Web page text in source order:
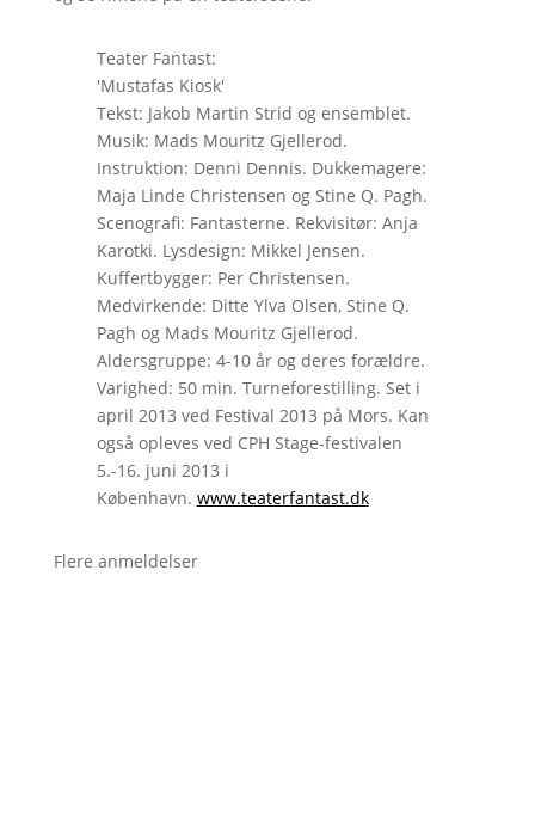
Teater Fantast:
'Mustafas Kiosk'
Tekst: Jakob Martin Strid og ensemblet.
Musik: Mads Mouritz Gjellerod.
Instruktion: Denni Dennis. Dukkemagere:
Maja Linde Christensen og Stine Q. Pagh.
Scenografi: Fantasterne. Rekvisitør: Anja
Karotki. Lysdesign: Mikkel Jensen.
Kuffertbygger: Per Christensen.
Medvirkende: Ditte Ylva Olsen, Stine Q.
Pagh og Mads Mouritz Gjellerod.
Aldersgruppe: 4-10 år og deres forældre.
Varighed: 50 min. Turneforestilling. Set i
april 2013 ved Festival 2013 på Mors. Kan
også opleves ved CPH Stage-festivalen
5.-16. juni 2013 i
København. www.teaterfantast.dk
Flere anmeldelser